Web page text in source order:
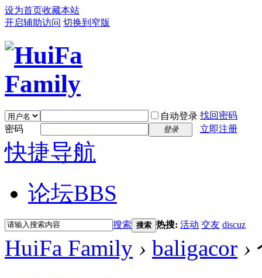
设为首页收藏本站
开启辅助访问 切换到窄版
自动登录 找回密码
密码
登录 立即注册
快捷导航
论坛BBS
搜索 搜索 热搜: 活动 交友 discuz
HuiFa Family › baligacor ›